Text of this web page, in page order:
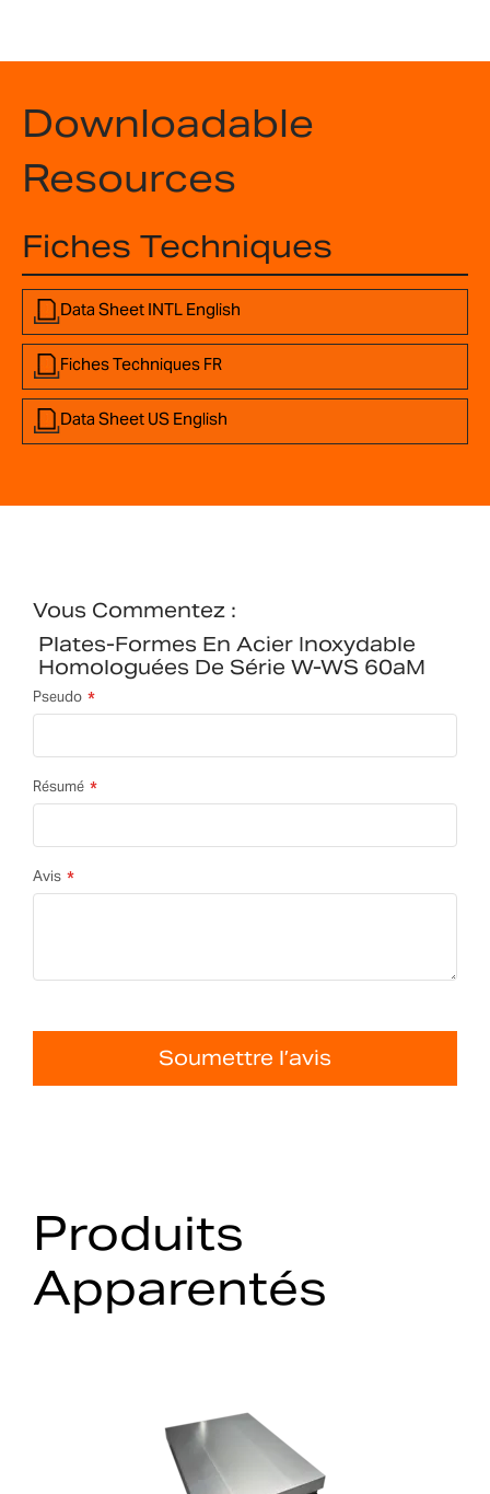
Downloadable
Resources
Fiches Techniques
Data Sheet INTL English
Fiches Techniques FR
Data Sheet US English
Vous Commentez :
Plates-Formes En Acier Inoxydable
Homologuées De Série W-WS 60aM
Pseudo
Résumé
Avis
Soumettre l’avis
Produits
Apparentés